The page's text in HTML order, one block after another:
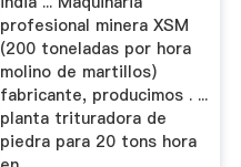
profesional minera XSM
(200 toneladas por hora
molino de martillos)
fabricante, producimos . ...
planta trituradora de
piedra para 20 tons hora